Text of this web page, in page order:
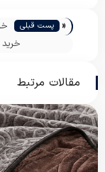
« پست قبلی
مقالات مرتبط